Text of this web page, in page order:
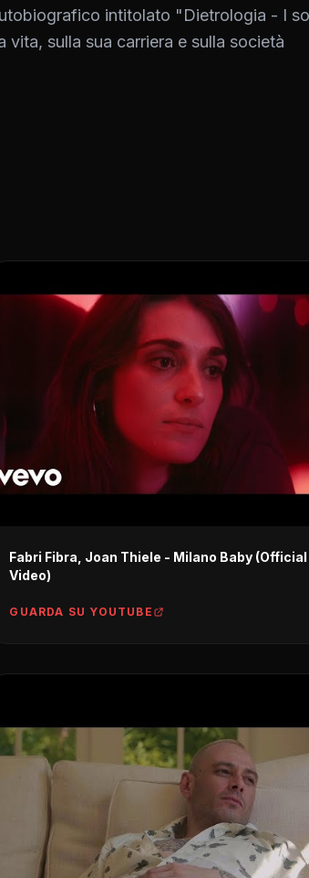
intitolato "Dietrologia - I
vita, sulla sua carriera e sulla società
Fabri Fibra, Joan Thiele - Milano Baby (Official
Video)
GUARDA SU YOUTUBE